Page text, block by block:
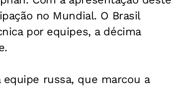
no Mundial. O Brasil
por equipes, a décima
russa, que marcou a